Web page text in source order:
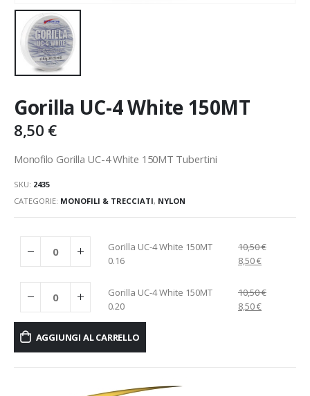
Gorilla UC-4 White 150MT
8,50 €
Monofilo Gorilla UC-4 White 150MT Tubertini
SKU: 2435
CATEGORIE: MONOFILI & TRECCIATI, NYLON
Gorilla UC-4 White 150MT
0.16
10,50€
8,50€
Gorilla UC-4 White 150MT
0.20
10,50€
8,50€
AGGIUNGI AL CARRELLO